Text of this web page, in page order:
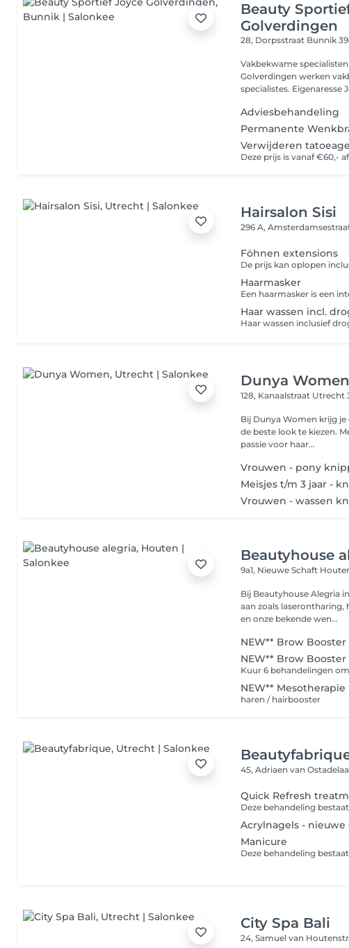
Beauty
Golverdingen
28, Dorpsstraat Bunnik
Vakbekwame
Golverdingen werken
specialistes. Eigenaresse
Adviesbehandeling
Permanente
Verwijderen tatoeage
Hairsalon Sisi
296 A,
Föhnen extensions
De prijs kan oplopen
Haarmasker
Haar wassen incl.
Dunya Women
128, Kanaalstraat Utrecht
Bij Dunya Women krijg
de beste look te kiezen.
passie voor haar...
Vrouwen - pony
Meisjes t/m 3 jaar -
Vrouwen - wassen
Beautyhouse
9a1, Nieuwe Schaft
Bij Beautyhouse Alegria
aan zoals
en onze bekende wen...
NEW** Brow Booster
NEW** Brow Booster
Kuur 6 behandelingen
NEW** Mesotherapie
haren / hairbooster
45, Adriaen van
Quick Refresh
Acrylnagels - nieuwe
Manicure
City Spa Bali
24, Samuel van